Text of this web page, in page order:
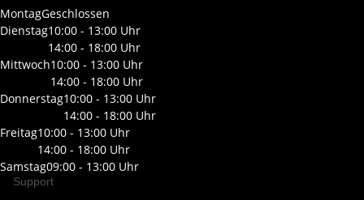
MontagGeschlossen
Dienstag10:00 - 13:00 Uhr
14:00 - 18:00 Uhr
Mittwoch10:00 - 13:00 Uhr
14:00 - 18:00 Uhr
Donnerstag10:00 - 13:00 Uhr
14:00 - 18:00 Uhr
Freitag10:00 - 13:00 Uhr
14:00 - 18:00 Uhr
Samstag09:00 - 13:00 Uhr
Support